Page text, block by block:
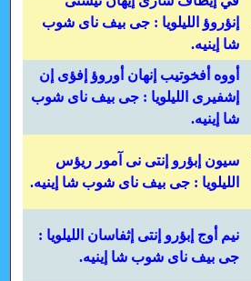
إنؤروؤ الليلويا : جى بيف ناى شوب
شا إينيه.
أووه أفخوتيب إنهان أوروؤ إفؤى إن
إشفيرى الليلويا : جى بيف ناى شوب
شا إينيه.
سيون إبؤرو إنتى نى آمور ريؤس
الليلويا : جى بيف ناى شوب شا إينيه.
نيم أوج إبؤرو إنتى إثفاسان الليلويا :
جى بيف ناى شوب شا إينيه.